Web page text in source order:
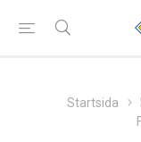
Startsida